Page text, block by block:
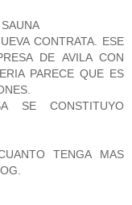
CONTRATA. ESE
DE AVILA CON
PARECE QUE ES
SE CONSTITUYO
TENGA MAS